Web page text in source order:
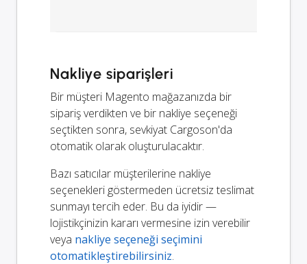
Nakliye siparişleri
Bir müşteri Magento mağazanızda bir
sipariş verdikten ve bir nakliye seçeneği
seçtikten sonra, sevkiyat Cargoson'da
otomatik olarak oluşturulacaktır.
Bazı satıcılar müşterilerine nakliye
seçenekleri göstermeden ücretsiz teslimat
sunmayı tercih eder. Bu da iyidir —
lojistikçinizin kararı vermesine izin verebilir
veya nakliye seçeneği seçimini
otomatikleştirebilirsiniz.